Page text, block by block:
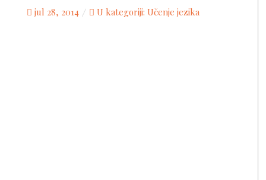
Posted
jul 28, 2014 U kategoriji: Učenje jezika